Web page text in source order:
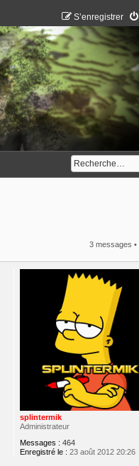
S’enregistrer
3 messages •
splintermik
Administrateur
Messages : 464
Enregistré le : 23 août 2012 20:26